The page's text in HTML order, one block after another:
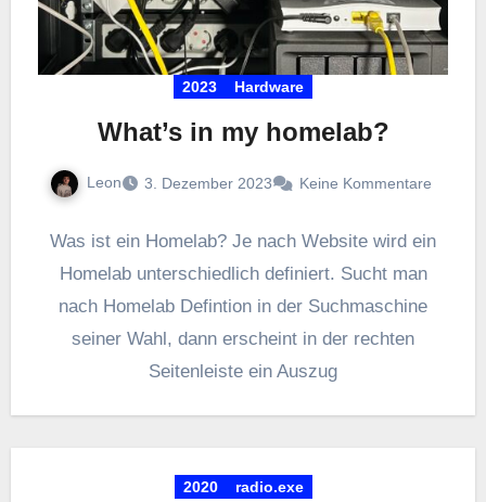
2023 Hardware
What’s in my homelab?
Leon 3. Dezember 2023 Keine Kommentare
Was ist ein Homelab? Je nach Website wird ein
Homelab unterschiedlich definiert. Sucht man
nach Homelab Defintion in der Suchmaschine
seiner Wahl, dann erscheint in der rechten
Seitenleiste ein Auszug
2020 radio.exe